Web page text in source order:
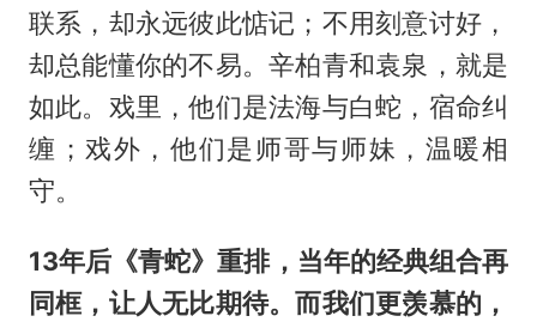
联系，却永远彼此惦记；不用刻意讨好，
却总能懂你的不易。辛柏青和袁泉，就是
如此。戏里，他们是法海与白蛇，宿命纠
缠；戏外，他们是师哥与师妹，温暖相
守。
13年后《青蛇》重排，当年的经典组合再
同框，让人无比期待。而我们更羡慕的，